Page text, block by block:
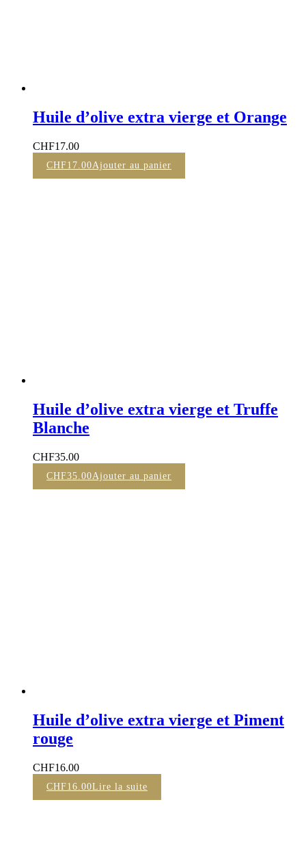
Huile d’olive extra vierge et Orange
CHF17.00
CHF17.00Ajouter au panier
Huile d’olive extra vierge et Truffe
Blanche
CHF35.00
CHF35.00Ajouter au panier
Huile d’olive extra vierge et Piment
rouge
CHF16.00
CHF16.00Lire la suite